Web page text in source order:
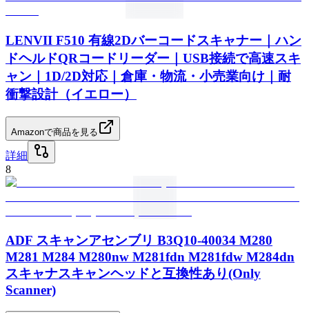
LENVII F510 有線2Dバーコードスキャナー｜ハン
ドヘルドQRコードリーダー｜USB接続で高速スキ
ャン｜1D/2D対応｜倉庫・物流・小売業向け｜耐
衝撃設計（イエロー）
Amazonで商品を見る
詳細
8
ADF スキャンアセンブリ B3Q10-40034 M280
M281 M284 M280nw M281fdn M281fdw M284dn
スキャナスキャンヘッドと互換性あり(Only
Scanner)